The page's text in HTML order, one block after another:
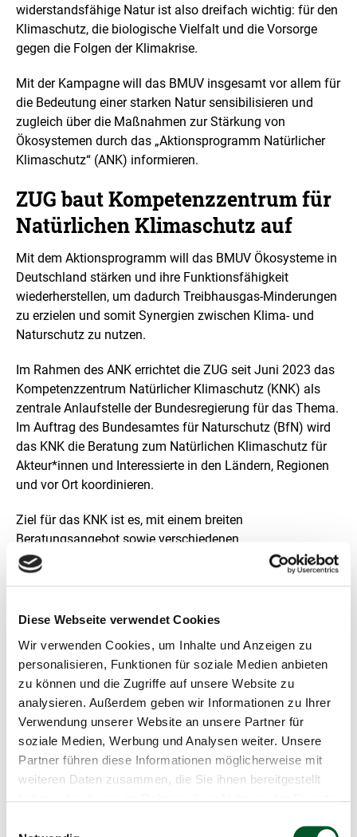
Diese Webseite verwendet Cookies
Wir verwenden Cookies, um Inhalte und Anzeigen zu
personalisieren, Funktionen für soziale Medien anbieten
zu können und die Zugriffe auf unsere Website zu
analysieren. Außerdem geben wir Informationen zu Ihrer
Verwendung unserer Website an unsere Partner für
soziale Medien, Werbung und Analysen weiter. Unsere
Partner führen diese Informationen möglicherweise mit
weiteren Daten zusammen, die Sie ihnen bereitgestellt
D
a
r
t
e
l
l
u
n
g
widerstandsfähige Natur ist also dreifach wichtig: für den
Klimaschutz, die biologische Vielfalt und die Vorsorge
gegen die Folgen der Klimakrise.
Mit der Kampagne will das BMUV insgesamt vor allem für
die Bedeutung einer starken Natur sensibilisieren und
zugleich über die Maßnahmen zur Stärkung von
Ökosystemen durch das „Aktionsprogramm Natürlicher
Klimaschutz“ (ANK) informieren.
ZUG baut Kompetenzzentrum für
Natürlichen Klimaschutz auf
Mit dem Aktionsprogramm will das BMUV Ökosysteme in
Deutschland stärken und ihre Funktionsfähigkeit
wiederherstellen, um dadurch Treibhausgas-Minderungen
zu erzielen und somit Synergien zwischen Klima- und
Naturschutz zu nutzen.
Im Rahmen des ANK errichtet die ZUG seit Juni 2023 das
Kompetenzzentrum Natürlicher Klimaschutz (KNK) als
zentrale Anlaufstelle der Bundesregierung für das Thema.
Im Auftrag des Bundesamtes für Naturschutz (BfN) wird
das KNK die Beratung zum Natürlichen Klimaschutz für
Akteur*innen und Interessierte in den Ländern, Regionen
und vor Ort koordinieren.
Ziel für das KNK ist es, mit einem breiten
Beratungsangebot sowie verschiedenen
Veranstaltungsformaten Akteur*innen auf diesem Gebiet
zu informieren und zu vernetzen. Das Kompetenzzentrum
Kümmererstrukturen in den Natürlichen Klimaschutz,
Umsetzung des ANK vor Ort unterstützen. Hierbei soll
soweit möglich auf bereits bestehende Strukturen in den
einzelnen Ländern und Regionen zurückgegriffen werden.
Kompetenzzentrum Natürlicher Klimaschutz